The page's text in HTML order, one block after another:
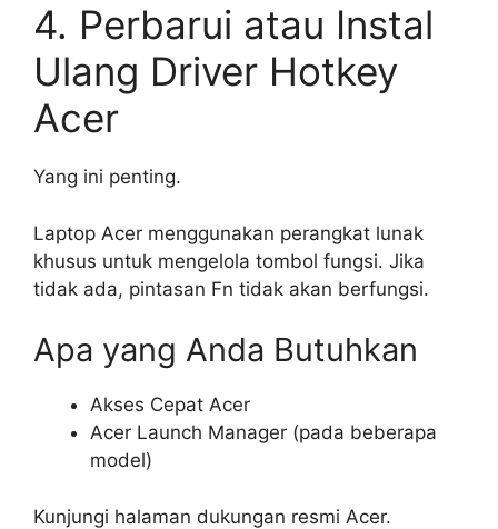
4. Perbarui atau Instal
Ulang Driver Hotkey
Acer
Yang ini penting.
Laptop Acer menggunakan perangkat lunak
khusus untuk mengelola tombol fungsi. Jika
tidak ada, pintasan Fn tidak akan berfungsi.
Apa yang Anda Butuhkan
Akses Cepat Acer
Acer Launch Manager (pada beberapa
model)
Kunjungi halaman dukungan resmi Acer.